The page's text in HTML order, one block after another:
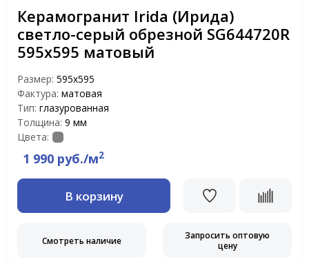
Керамогранит Irida (Ирида)
светло-серый обрезной SG644720R
595x595 матовый
Размер: 595x595
Фактура: матовая
Тип: глазурованная
Толщина: 9 мм
Цвета:
1 990 руб./м2
В корзину
Смотреть наличие
Запросить оптовую
цену